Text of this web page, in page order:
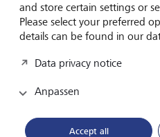
im dynamisch wachsenden
globale Führungsposition
Quartal 2020 ihr
Investoren zugänglich zu
die sowohl aus finanzieller
interessantes
and store certain settings or
Please select your preferred
details can be found in our
Data privacy notice
Anpassen
Accept all